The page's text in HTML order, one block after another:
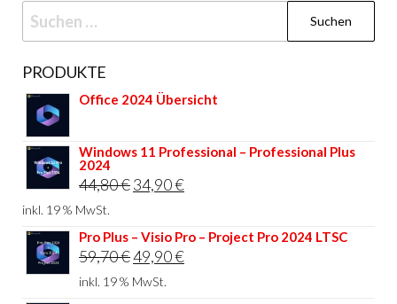
Suchen
nach:
PRODUKTE
Office 2024 Übersicht
Windows 11 Professional – Professional Plus
2024
44,80€Ursprünglicher
war:
44,80 €
34,90€Aktueller
ist:
34,90 €.
inkl. 19 % MwSt.
Pro Plus – Visio Pro – Project Pro 2024 LTSC
59,70€Ursprünglicher
Preis
49,90€Aktueller
inkl. 19 % MwSt.